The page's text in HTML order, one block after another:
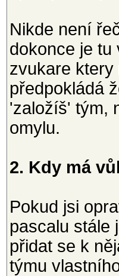
Nikde není
dokonce je tu
zvukare ktery
předpokládá
'založíš' tým,
omylu.
2. Kdy má
Pokud jsi
pascalu stále
přidat se k
týmu